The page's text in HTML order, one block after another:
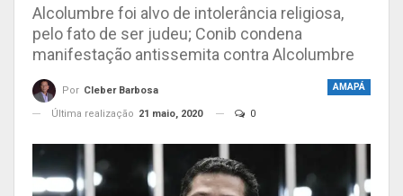
Alcolumbre foi alvo de intolerância religiosa,
pelo fato de ser judeu; Conib condena
manifestação antissemita contra Alcolumbre
AMAPÁ
Por Cleber Barbosa
Última realização 21 maio, 2020 0